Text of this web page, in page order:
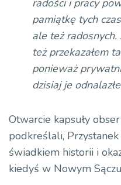
pamiątkę tych
ale też
też przekazałem
ponieważ
dzisiaj je
Otwarcie kapsuły
podkreślali,
świadkiem historii i
kiedyś w Nowym Sączu